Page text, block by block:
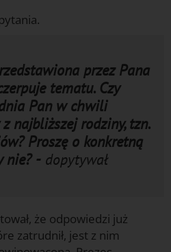
przez Pana
tematu. Czy
Pan w chwili
najbliższej rodziny, tzn.
Proszę o konkretną
nie? - dopytywał
że odpowiedzi już
zatrudnił, jest z nim